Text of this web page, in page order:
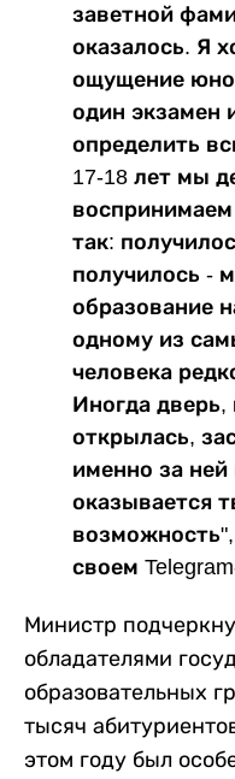
заветной
оказалось. Я
ощущение
один экзамен
определить
17-18 лет мы
так:
получилось -
образование
одному из
человека
Иногда дверь,
открылась,
именно за
оказывается
своем
Министр
обладателями
образовательных
тысяч
этом году был